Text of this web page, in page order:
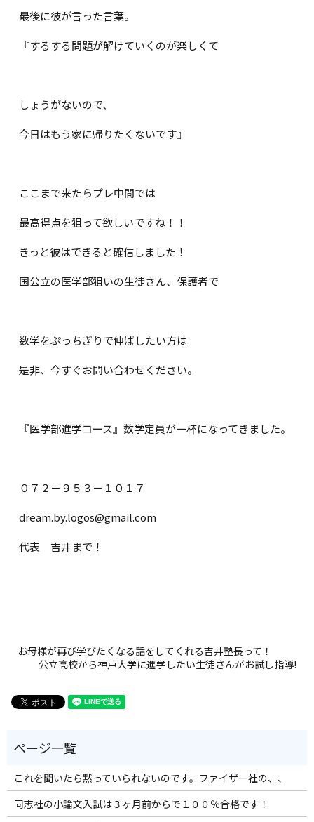
最後に彼が言った言葉。
『するする問題が解けていくのが楽しくて
しょうがないので、
今日はもう家に帰りたくないです』
ここまで来たらプレ中間では
最高得点を狙って欲しいですね！！
きっと彼はできると確信しました！
国公立の医学部狙いの生徒さん、保護者で
数学をぷっちぎりで伸ばしたい方は
是非、今すぐお問い合わせください。
『医学部進学コース』数学定員が一杯になってきました。
０７２－９５３－１０１７
dream.by.logos@gmail.com
代表 吉井まで！
お母様が再び学びたくなる話をしてくれる吉井塾長って！
公立高校から神戸大学に進学したい生徒さんがお試し指導!
これを聞いたら黙っていられないのです。ファイザー社の、、
同志社の小論文入試は３ヶ月前からで１００％合格です！